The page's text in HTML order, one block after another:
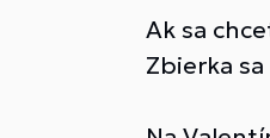
Ak sa
Zbierka